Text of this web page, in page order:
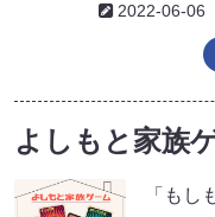
2022-06-06
よしもと家族
「もし